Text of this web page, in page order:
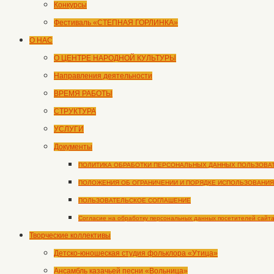
Конкурсы
Фестиваль «СТЕПНАЯ ГОРЛИНКА»
О НАС
О ЦЕНТРЕ НАРОДНОЙ КУЛЬТУРЫ
Направления деятельности
ВРЕМЯ РАБОТЫ
СТРУКТУРА
УСЛУГИ
Документы
ПОЛИТИКА ОБРАБОТКИ ПЕРСОНАЛЬНЫХ ДАННЫХ
ПОЛОЖЕНИЯ ОБ ОГРАНИЧЕНИИ И ПОРЯДКЕ
ПОЛЬЗОВАТЕЛЬСКОЕ СОГЛАШЕНИЕ
Согласие на обработку персональных данных посетителей сайта
Творческие коллективы
Детско-юношеская студия фольклора «Утица»
Ансамбль казачьей песни «Вольница»